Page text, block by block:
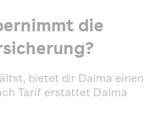
die
bietet dir Dalma einen
Tarif erstattet Dalma